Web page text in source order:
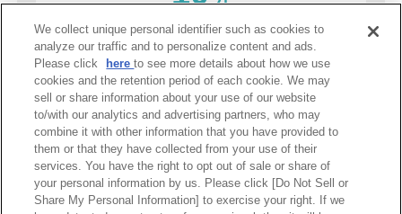
2026年8月8日（土）
阪神電気鉄道株式会社
PDF表示
We collect unique personal identifier such as cookies to
analyze our traffic and to personalize content and ads.
Please click
hereto see more details about how we use
cookies and the retention period of each cookie. We may
sell or share information about your use of our website
to/with our analytics and advertising partners, who may
combine it with other information that you have provided to
them or that they have collected from your use of their
services. You have the right to opt out of sale or share of
your personal information by us. Please click [Do Not Sell or
Share My Personal Information] to exercise your right. If we